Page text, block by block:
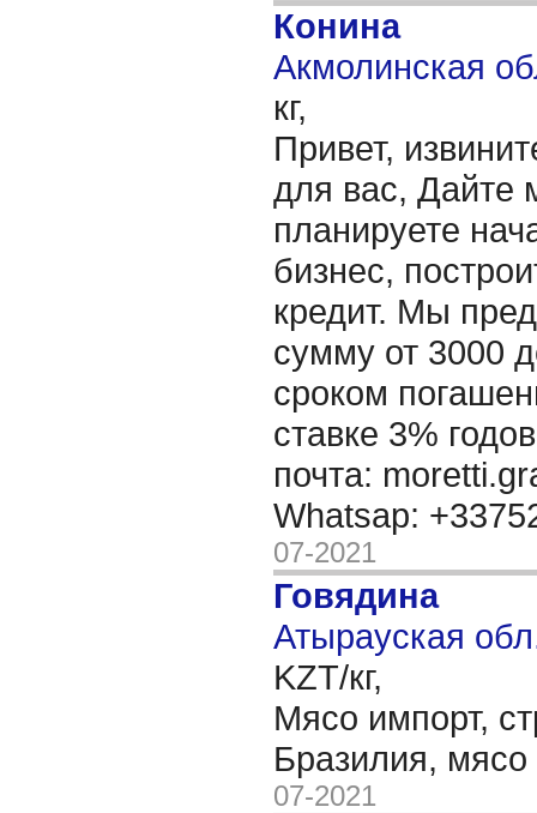
Конина
Акмолинская
кг,
Привет,
для вас, Дайте
планируете
бизнес,
кредит. Мы
сумму от 3000
сроком
ставке 3%
почта:
Whatsap:
07-2021
Говядина
Атырауская
KZT/кг,
Мясо импорт,
Бразилия,
07-2021